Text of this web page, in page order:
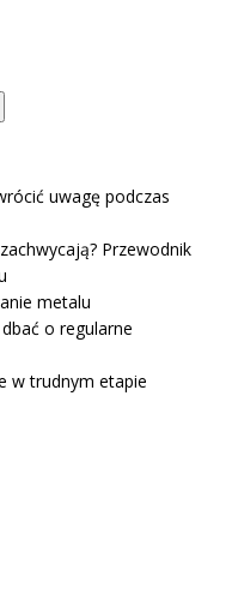
uwagę podczas
Przewodnik
metalu
o regularne
w trudnym etapie